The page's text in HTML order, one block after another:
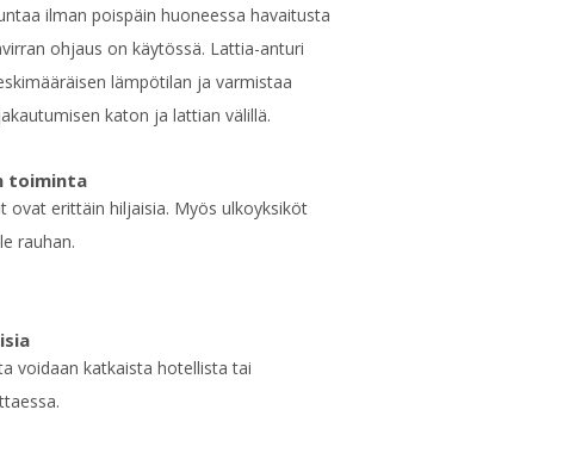
ilman poispäin huoneessa havaitusta
ohjaus on käytössä. Lattia-anturi
lämpötilan ja varmistaa
katon ja lattian välillä.
toiminta
ovat erittäin hiljaisia. Myös ulkoyksiköt
rauhan.
voidaan katkaista hotellista tai